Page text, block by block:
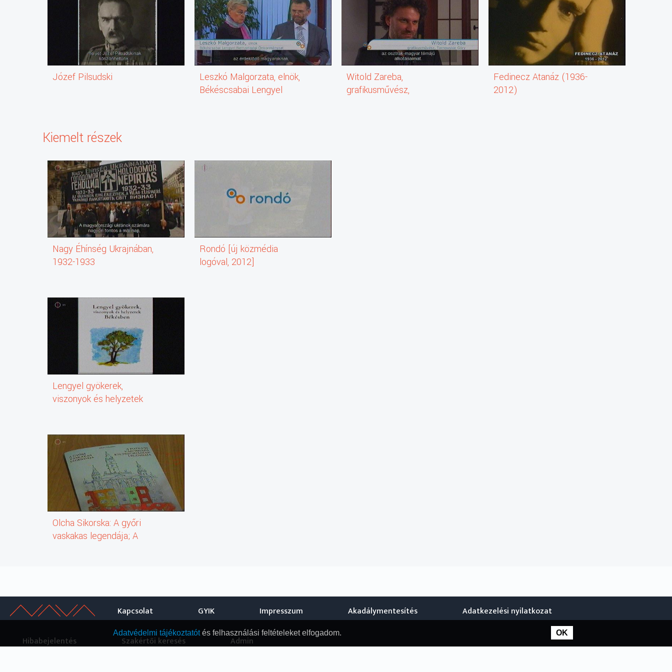
Józef Pilsudski
Leszkó Malgorzata, elnök,
Békéscsabai Lengyel
Witold Zareba,
grafikusművész,
Fedinecz Atanáz (1936-
2012)
Kiemelt részek
Nagy Éhínség Ukrajnában,
1932-1933
Lengyel gyökerek,
viszonyok és helyzetek
Olcha Sikorska: A győri
vaskakas legendája; A
Rondó [új közmédia
logóval, 2012]
Kapcsolat GYIK Impresszum Akadálymentesítés Adatkezelési nyilatkozat
Hibabejelentés Szakértői keresés Admin
Adatvédelmi tájékoztatótés felhasználási feltételeket elfogadom. OK